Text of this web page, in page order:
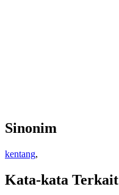
Sinonim
kentang,
Kata-kata Terkait